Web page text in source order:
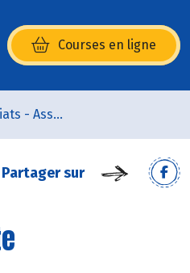
Courses en ligne
fenêtre)
Partenariats - Associations
Partager sur